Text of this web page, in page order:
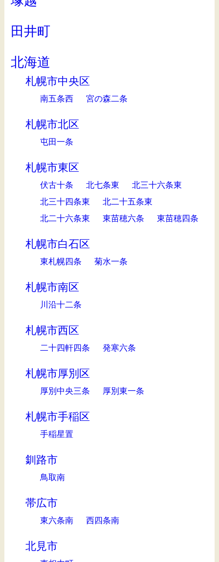
田井町
北海道
札幌市中央区
南五条西 宮の森二条
札幌市北区
屯田一条
札幌市東区
伏古十条 北七条東
北三十六条東
北三十四条東
北二十五条東
北二十六条東
東苗穂六条 東苗穂四条
札幌市白石区
東札幌四条 菊水一条
札幌市南区
川沿十二条
札幌市西区
二十四軒四条 発寒六条
札幌市厚別区
厚別中央三条 厚別東一条
札幌市手稲区
手稲星置
釧路市
鳥取南
帯広市
東六条南 西四条南
北見市